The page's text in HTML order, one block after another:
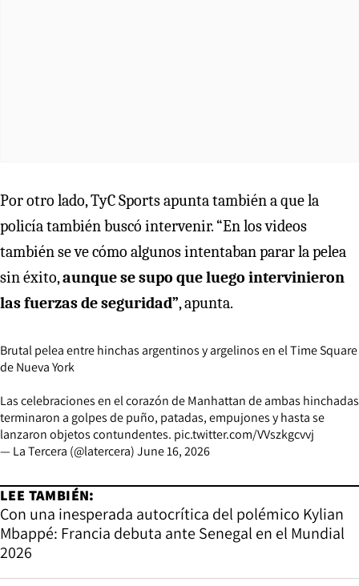
Por otro lado, TyC Sports apunta también a que la
policía también buscó intervenir. “En los videos
también se ve cómo algunos intentaban parar la pelea
sin éxito,aunque se supo que luego intervinieron
las fuerzas de seguridad”, apunta.
Brutal pelea entre hinchas argentinos y argelinos en el Time Square
de Nueva York
Las celebraciones en el corazón de Manhattan de ambas hinchadas
terminaron a golpes de puño, patadas, empujones y hasta se
lanzaron objetos contundentes. pic.twitter.com/VVszkgcvvj
— La Tercera (@latercera)June 16, 2026
LEE TAMBIÉN:
Con una inesperada autocrítica del polémico Kylian
Mbappé: Francia debuta ante Senegal en el Mundial
2026